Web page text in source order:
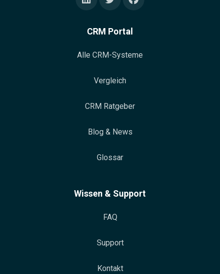
CRM Portal
Alle CRM-Systeme
Vergleich
CRM Ratgeber
Blog & News
Glossar
Wissen & Support
FAQ
Support
Kontakt